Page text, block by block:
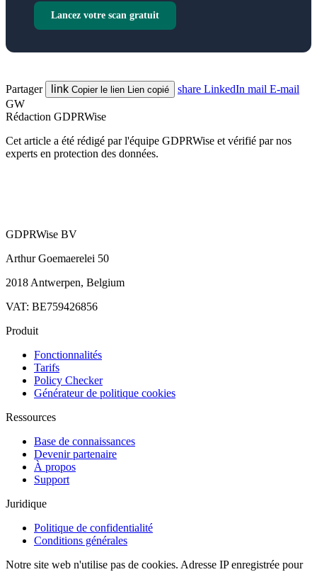
Lancez votre scan gratuit
Partager link Copier le lien Lien copié share LinkedIn mail E-mail
GW
Rédaction GDPRWise
Cet article a été rédigé par l'équipe GDPRWise et vérifié par nos
experts en protection des données.
GDPRWise BV
Arthur Goemaerelei 50
2018 Antwerpen, Belgium
VAT: BE759426856
Produit
Fonctionnalités
Tarifs
Policy Checker
Générateur de politique cookies
Ressources
Base de connaissances
Devenir partenaire
À propos
Support
Juridique
Politique de confidentialité
Conditions générales
Notre site web n'utilise pas de cookies. Adresse IP enregistrée pour